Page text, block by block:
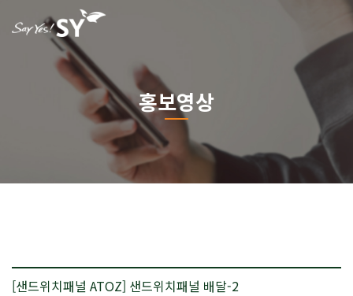
홍보영상
[샌드위치패널 ATOZ] 샌드위치패널 배달-2